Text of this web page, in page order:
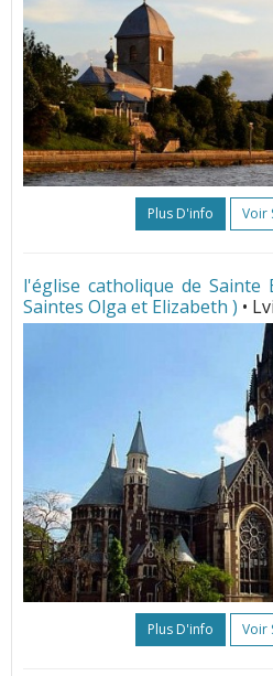
Plus D'info Voir
l'église catholique de Sainte
Saintes Olga et Elizabeth ) •
Plus D'info Voir